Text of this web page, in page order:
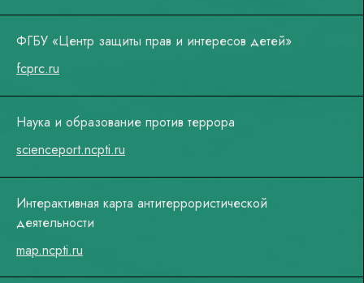
ФГБУ «Центр защиты прав и интересов детей»
fcprc.ru
Наука и образование против террора
scienceport.ncpti.ru
Интерактивная карта антитеррористической
деятельности
map.ncpti.ru